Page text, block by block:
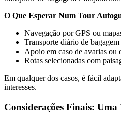
O Que Esperar Num Tour
Navegação por GPS ou
Transporte diário de bagagem
Apoio em caso de avarias ou
Rotas selecionadas com
Em qualquer dos casos, é fácil
interesses.
Considerações Finais: